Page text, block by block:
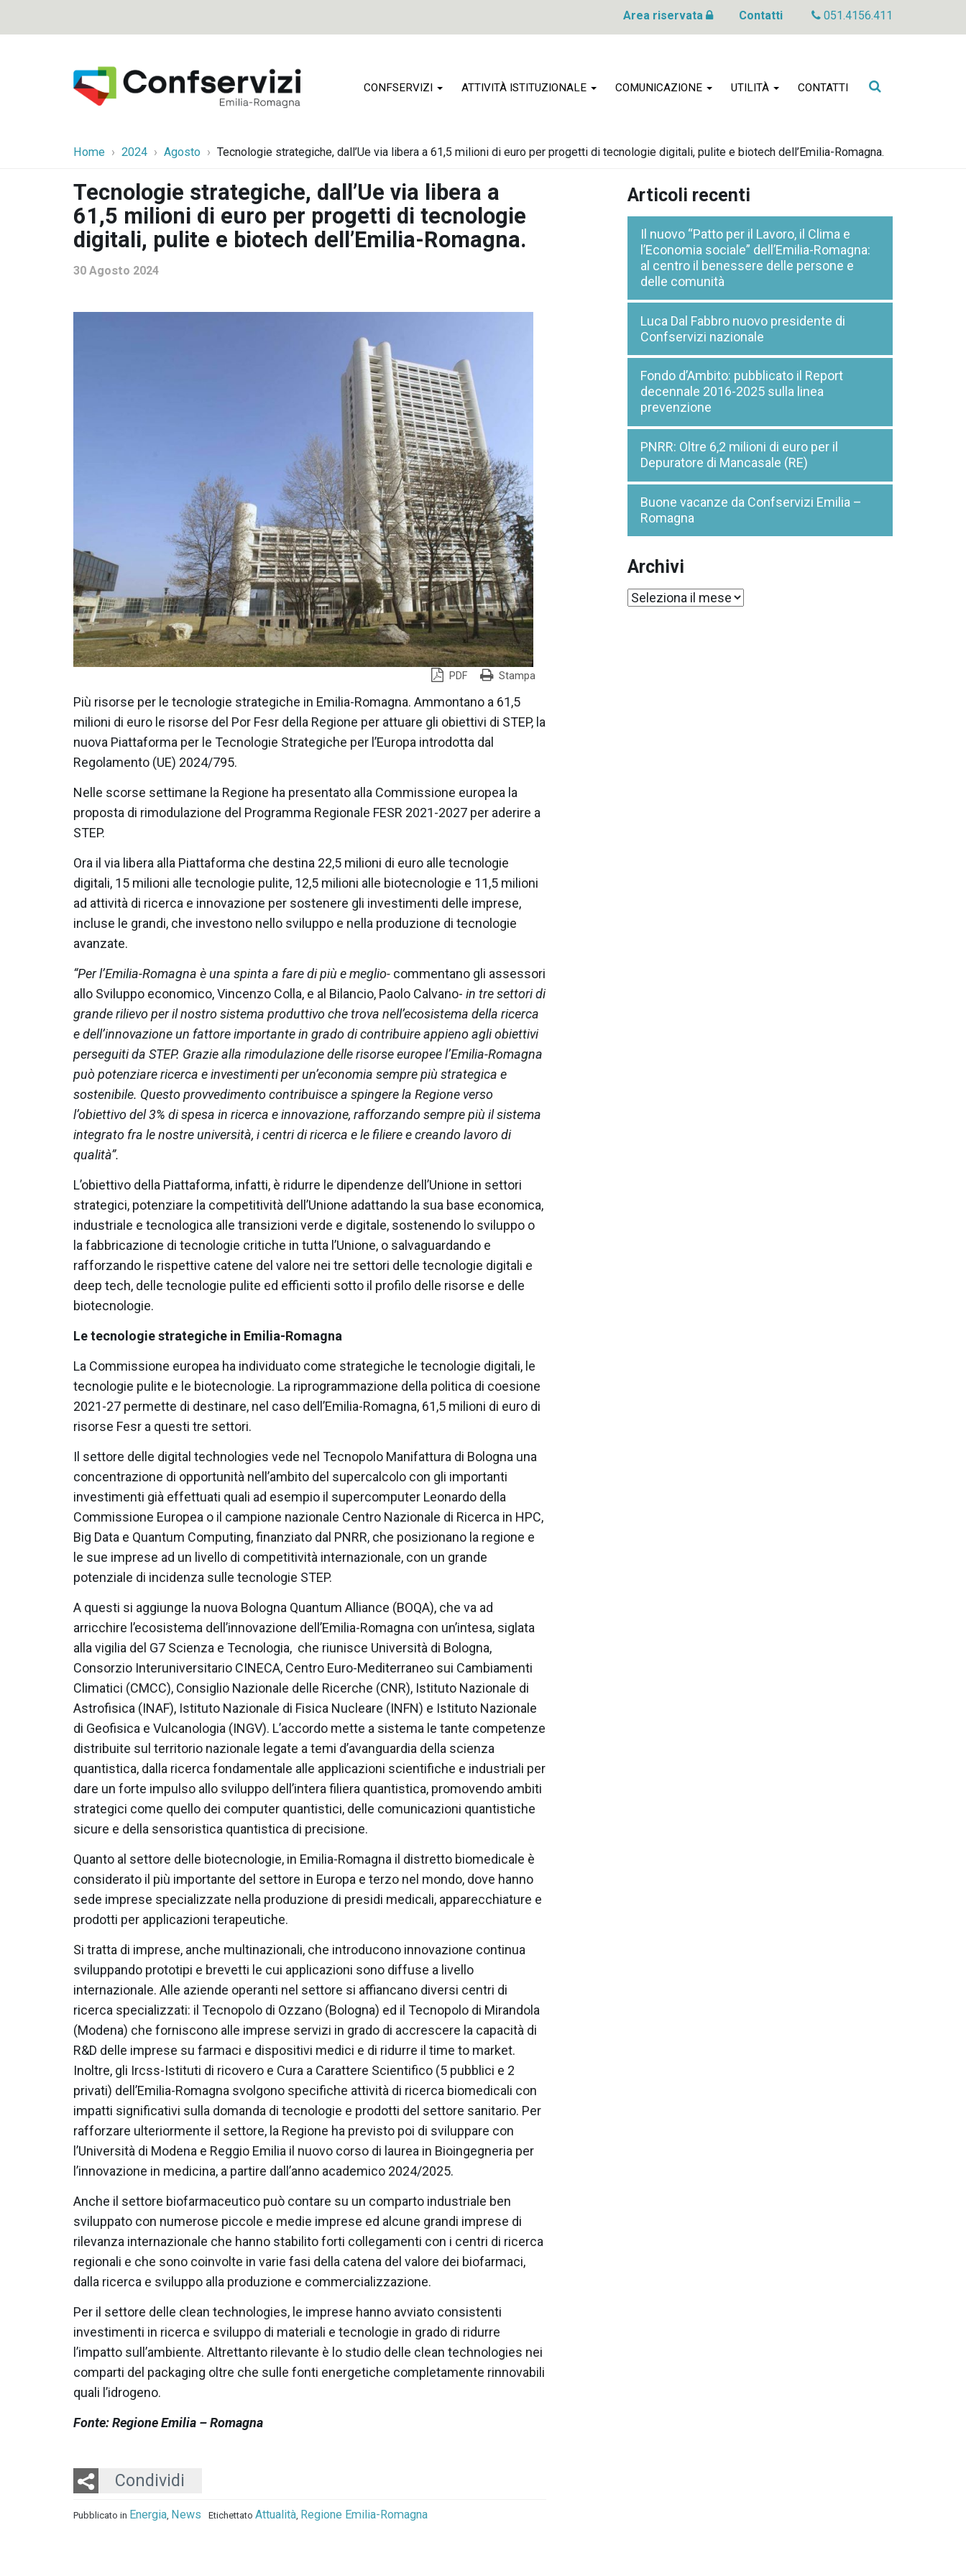
Area riservata Contatti 051.4156.411
CONFSERVIZI ATTIVITÀ ISTITUZIONALE COMUNICAZIONE UTILITÀ CONTATTI
Cerca
Home 2024 Agosto Tecnologie strategiche, dall’Ue via libera a 61,5 milioni di euro per progetti di tecnologie digitali, pulite e biotech dell’Emilia-Romagna.
Tecnologie strategiche, dall’Ue via libera a
61,5 milioni di euro per progetti di tecnologie
digitali, pulite e biotech dell’Emilia-Romagna.
30 Agosto 2024
PDF Stampa
Più risorse per le tecnologie strategiche in Emilia-Romagna. Ammontano a 61,5
milioni di euro le risorse del Por Fesr della Regione per attuare gli obiettivi di STEP, la
nuova Piattaforma per le Tecnologie Strategiche per l’Europa introdotta dal
Regolamento (UE) 2024/795.
Nelle scorse settimane la Regione ha presentato alla Commissione europea la
proposta di rimodulazione del Programma Regionale FESR 2021-2027 per aderire a
STEP.
Ora il via libera alla Piattaforma che destina 22,5 milioni di euro alle tecnologie
digitali, 15 milioni alle tecnologie pulite, 12,5 milioni alle biotecnologie e 11,5 milioni
ad attività di ricerca e innovazione per sostenere gli investimenti delle imprese,
incluse le grandi, che investono nello sviluppo e nella produzione di tecnologie
avanzate.
“Per l’Emilia-Romagna è una spinta a fare di più e meglio- commentano gli assessori
allo Sviluppo economico, Vincenzo Colla, e al Bilancio, Paolo Calvano- in tre settori di
grande rilievo per il nostro sistema produttivo che trova nell’ecosistema della ricerca
e dell’innovazione un fattore importante in grado di contribuire appieno agli obiettivi
perseguiti da STEP. Grazie alla rimodulazione delle risorse europee l’Emilia-Romagna
può potenziare ricerca e investimenti per un’economia sempre più strategica e
sostenibile. Questo provvedimento contribuisce a spingere la Regione verso
l’obiettivo del 3% di spesa in ricerca e innovazione, rafforzando sempre più il sistema
integrato fra le nostre università, i centri di ricerca e le filiere e creando lavoro di
qualità”.
L’obiettivo della Piattaforma, infatti, è ridurre le dipendenze dell’Unione in settori
strategici, potenziare la competitività dell’Unione adattando la sua base economica,
industriale e tecnologica alle transizioni verde e digitale, sostenendo lo sviluppo o
la fabbricazione di tecnologie critiche in tutta l’Unione, o salvaguardando e
rafforzando le rispettive catene del valore nei tre settori delle tecnologie digitali e
deep tech, delle tecnologie pulite ed efficienti sotto il profilo delle risorse e delle
biotecnologie.
Le tecnologie strategiche in Emilia-Romagna
La Commissione europea ha individuato come strategiche le tecnologie digitali, le
tecnologie pulite e le biotecnologie. La riprogrammazione della politica di coesione
2021-27 permette di destinare, nel caso dell’Emilia-Romagna, 61,5 milioni di euro di
risorse Fesr a questi tre settori.
Il settore delle digital technologies vede nel Tecnopolo Manifattura di Bologna una
concentrazione di opportunità nell’ambito del supercalcolo con gli importanti
investimenti già effettuati quali ad esempio il supercomputer Leonardo della
Commissione Europea o il campione nazionale Centro Nazionale di Ricerca in HPC,
Big Data e Quantum Computing, finanziato dal PNRR, che posizionano la regione e
le sue imprese ad un livello di competitività internazionale, con un grande
potenziale di incidenza sulle tecnologie STEP.
A questi si aggiunge la nuova Bologna Quantum Alliance (BOQA), che va ad
arricchire l’ecosistema dell’innovazione dell’Emilia-Romagna con un’intesa, siglata
alla vigilia del G7 Scienza e Tecnologia, che riunisce Università di Bologna,
Consorzio Interuniversitario CINECA, Centro Euro-Mediterraneo sui Cambiamenti
Climatici (CMCC), Consiglio Nazionale delle Ricerche (CNR), Istituto Nazionale di
Astrofisica (INAF), Istituto Nazionale di Fisica Nucleare (INFN) e Istituto Nazionale
di Geofisica e Vulcanologia (INGV). L’accordo mette a sistema le tante competenze
distribuite sul territorio nazionale legate a temi d’avanguardia della scienza
quantistica, dalla ricerca fondamentale alle applicazioni scientifiche e industriali per
dare un forte impulso allo sviluppo dell’intera filiera quantistica, promovendo ambiti
strategici come quello dei computer quantistici, delle comunicazioni quantistiche
sicure e della sensoristica quantistica di precisione.
Quanto al settore delle biotecnologie, in Emilia-Romagna il distretto biomedicale è
considerato il più importante del settore in Europa e terzo nel mondo, dove hanno
sede imprese specializzate nella produzione di presidi medicali, apparecchiature e
prodotti per applicazioni terapeutiche.
Si tratta di imprese, anche multinazionali, che introducono innovazione continua
sviluppando prototipi e brevetti le cui applicazioni sono diffuse a livello
internazionale. Alle aziende operanti nel settore si affiancano diversi centri di
ricerca specializzati: il Tecnopolo di Ozzano (Bologna) ed il Tecnopolo di Mirandola
(Modena) che forniscono alle imprese servizi in grado di accrescere la capacità di
R&D delle imprese su farmaci e dispositivi medici e di ridurre il time to market.
Inoltre, gli Ircss-Istituti di ricovero e Cura a Carattere Scientifico (5 pubblici e 2
privati) dell’Emilia-Romagna svolgono specifiche attività di ricerca biomedicali con
impatti significativi sulla domanda di tecnologie e prodotti del settore sanitario. Per
rafforzare ulteriormente il settore, la Regione ha previsto poi di sviluppare con
l’Università di Modena e Reggio Emilia il nuovo corso di laurea in Bioingegneria per
l’innovazione in medicina, a partire dall’anno academico 2024/2025.
Anche il settore biofarmaceutico può contare su un comparto industriale ben
sviluppato con numerose piccole e medie imprese ed alcune grandi imprese di
rilevanza internazionale che hanno stabilito forti collegamenti con i centri di ricerca
regionali e che sono coinvolte in varie fasi della catena del valore dei biofarmaci,
dalla ricerca e sviluppo alla produzione e commercializzazione.
Per il settore delle clean technologies, le imprese hanno avviato consistenti
investimenti in ricerca e sviluppo di materiali e tecnologie in grado di ridurre
l’impatto sull’ambiente. Altrettanto rilevante è lo studio delle clean technologies nei
comparti del packaging oltre che sulle fonti energetiche completamente rinnovabili
quali l’idrogeno.
Fonte: Regione Emilia – Romagna
Condividi
Twitter
LinkedIn
Email
Pubblicato in Energia, News Etichettato Attualità, Regione Emilia-Romagna
Articoli recenti
Il nuovo “Patto per il Lavoro, il Clima e
l’Economia sociale” dell’Emilia-Romagna:
al centro il benessere delle persone e
delle comunità
Luca Dal Fabbro nuovo presidente di
Confservizi nazionale
Fondo d’Ambito: pubblicato il Report
decennale 2016-2025 sulla linea
prevenzione
PNRR: Oltre 6,2 milioni di euro per il
Depuratore di Mancasale (RE)
Buone vacanze da Confservizi Emilia –
Romagna
Archivi
Archivi